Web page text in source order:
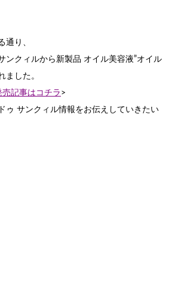
通り、
ンクィルから新製品 オイル美容液”オイル
ました。
記事はコチラ >
ゥ サンクィル情報をお伝えしていきたい